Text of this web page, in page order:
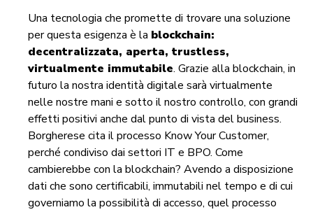
Una tecnologia che promette di trovare una soluzione
per questa esigenza è la blockchain:
decentralizzata, aperta, trustless,
virtualmente immutabile. Grazie alla blockchain, in
futuro la nostra identità digitale sarà virtualmente
nelle nostre mani e sotto il nostro controllo, con grandi
effetti positivi anche dal punto di vista del business.
Borgherese cita il processo Know Your Customer,
perché condiviso dai settori IT e BPO. Come
cambierebbe con la blockchain? Avendo a disposizione
dati che sono certificabili, immutabili nel tempo e di cui
governiamo la possibilità di accesso, quel processo